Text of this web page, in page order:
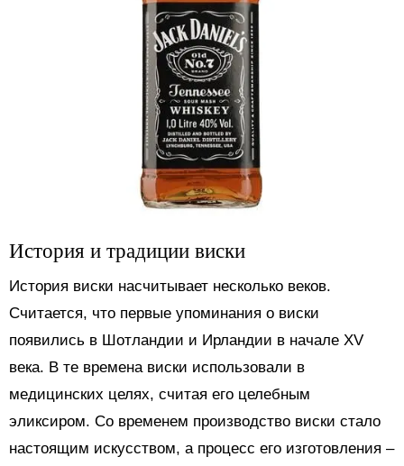
История и традиции виски
История виски насчитывает несколько веков.
Считается, что первые упоминания о виски
появились в Шотландии и Ирландии в начале XV
века. В те времена виски использовали в
медицинских целях, считая его целебным
эликсиром. Со временем производство виски стало
настоящим искусством, а процесс его изготовления –